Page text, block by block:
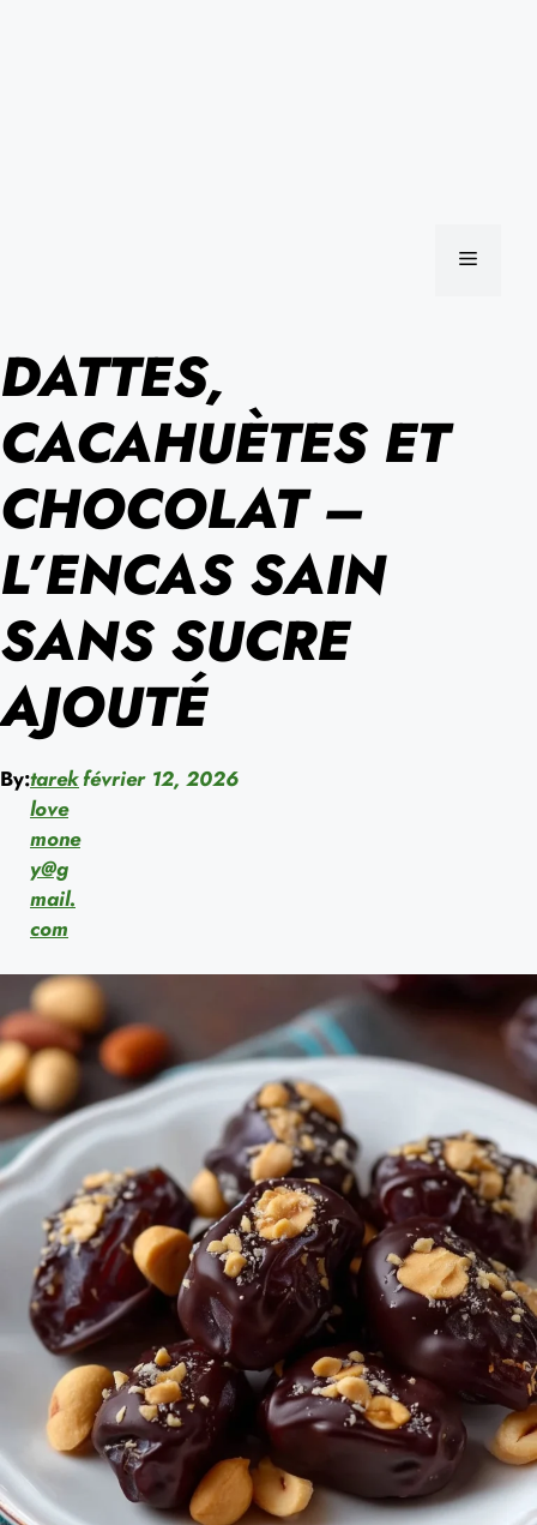
MENU
DATTES,
CACAHUÈTES ET
CHOCOLAT –
L’ENCAS SAIN
SANS SUCRE
AJOUTÉ
By:tarek
love
mone
y@g
mail.
com
février 12, 2026